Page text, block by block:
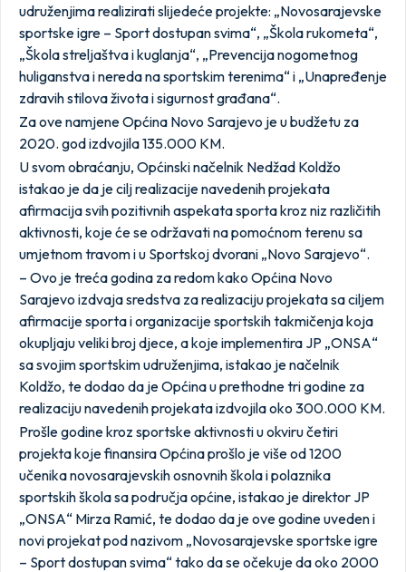
udruženjima realizirati slijedeće projekte: „Novosarajevske
sportske igre – Sport dostupan svima“, „Škola rukometa“,
„Škola streljaštva i kuglanja“, „Prevencija nogometnog
huliganstva i nereda na sportskim terenima“ i „Unapređenje
zdravih stilova života i sigurnost građana“.
Za ove namjene Općina Novo Sarajevo je u budžetu za
2020. god izdvojila 135.000 KM.
U svom obraćanju, Općinski načelnik Nedžad Koldžo
istakao je da je cilj realizacije navedenih projekata
afirmacija svih pozitivnih aspekata sporta kroz niz različitih
aktivnosti, koje će se održavati na pomoćnom terenu sa
umjetnom travom i u Sportskoj dvorani „Novo Sarajevo“.
– Ovo je treća godina za redom kako Općina Novo
Sarajevo izdvaja sredstva za realizaciju projekata sa ciljem
afirmacije sporta i organizacije sportskih takmičenja koja
okupljaju veliki broj djece, a koje implementira JP „ONSA“
sa svojim sportskim udruženjima, istakao je načelnik
Koldžo, te dodao da je Općina u prethodne tri godine za
realizaciju navedenih projekata izdvojila oko 300.000 KM.
Prošle godine kroz sportske aktivnosti u okviru četiri
projekta koje finansira Općina prošlo je više od 1200
učenika novosarajevskih osnovnih škola i polaznika
sportskih škola sa područja općine, istakao je direktor JP
„ONSA“ Mirza Ramić, te dodao da je ove godine uveden i
novi projekat pod nazivom „Novosarajevske sportske igre
– Sport dostupan svima“ tako da se očekuje da oko 2000